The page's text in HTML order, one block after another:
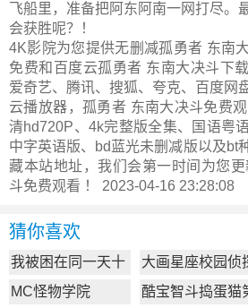
飞船里，准备把阿东阿南一网打尽。
会获胜呢？！
4K影院为您提供无删减孤勇者 东南
免费和百度云孤勇者 东南大决斗下
爱奇艺、腾讯、搜狐、夸克、百度网
云播放器，孤勇者 东南大决斗免费
清hd720P、4k完整版全集、国语粤
中字英语版、bd蓝光未删减版以及bt
藏本站地址，我们会第一时间为您更
斗免费观看 ！ 2023-04-16 23:28:08
猜你喜欢
我被困在同一天十
万年
大画星座校园侦
第2季
MC怪物学院
酷宝智斗捣蛋猫